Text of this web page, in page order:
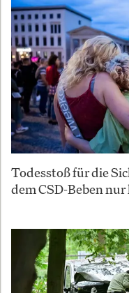
Todesstoß für die
dem CSD-Beben